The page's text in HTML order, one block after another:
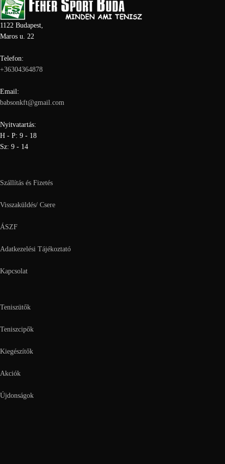
1122 Budapest,
Maros u. 22
Telefon:
+36304364878
Email:
babsonkft@gmail.com
Nyitvatartás:
H - P: 9 - 18
Sz: 9 - 14
Szállítás és Fizetés
Visszaküldés/ Csere
ÁSZF
Adatkezelési Tájékoztató
Kapcsolat
Teniszütők
Teniszcipők
Kiegészítők
Akciók
Újdonságok